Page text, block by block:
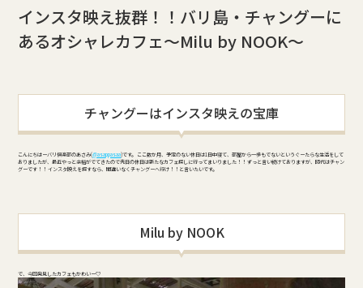
インスタ映え抜群！！バリ島・チャングーに
あるオシャレカフェ～Milu by NOOK～
チャングーはインスタ映えの宝庫
こんにちはーバリ倶楽部のあさみ(@asappasaa)です。 ここ数か月、予定のない休日は1日中寝て、部屋から一歩もでないというぐーたらな生活をして
おりましたが、最近やっと余裕がでてきたので先日の休日は新たなカフェ探しに行ってまいりました！！ ずっと言い続けておりますが、時代はチャン
グーです！！ インスタ映えを探すなら、間違いなくチャングーへ行け！！と言いたいです。
Milu by NOOK
で、今回発見したカフェもかわいー♡